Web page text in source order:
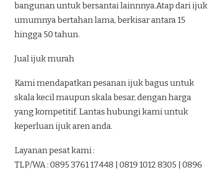
bangunan untuk bersantai lainnnya.Atap dari ijuk
umumnya bertahan lama, berkisar antara 15
hingga 50 tahun.
Jual ijuk murah
Kami mendapatkan pesanan ijuk bagus untuk
skala kecil maupun skala besar, dengan harga
yang kompetitif. Lantas hubungi kami untuk
keperluan ijuk aren anda.
Layanan pesat kami :
TLP/WA : 0895 3761 17448 | 0819 1012 8305 | 0896